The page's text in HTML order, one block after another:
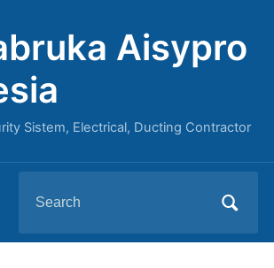
Aisypro
Sistem, Electrical, Ducting Contractor
for: